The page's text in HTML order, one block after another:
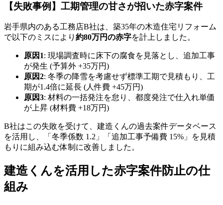
【失敗事例】工期管理の甘さが招いた赤字案件
岩手県内のある工務店B社は、築35年の木造住宅リフォーム
で以下のミスにより 約80万円の赤字を計上しました。
原因1: 現場調査時に床下の腐食を見落とし、追加工事
が発生 (予算外 +35万円)
原因2: 冬季の降雪を考慮せず標準工期で見積もり、工
期が1.4倍に延長 (人件費 +45万円)
原因3: 材料の一括発注を怠り、都度発注で仕入れ単価
が上昇 (材料費 +18万円)
B社はこの失敗を受けて、建造くんの過去案件データベース
を活用し、「冬季係数 1.2」「追加工事予備費 15%」を見積
もりに組み込む体制に改善しました。
建造くんを活用した赤字案件防止の仕
組み